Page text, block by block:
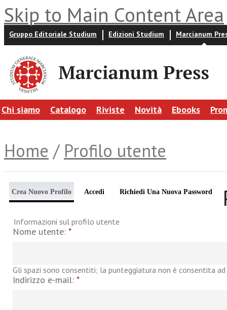
Skip to Main Content Area
Gruppo Editoriale Studium Edizioni Studium Marcianum
Chi siamo Catalogo Riviste Novità Ebooks
Home / Profilo utente
Crea Nuovo Profilo Accedi Richiedi Una Nuova Password
Informazioni sul profilo utente
Nome utente: *
Gli spazi sono consentiti; la punteggiatura non è consentita
Indirizzo e-mail: *